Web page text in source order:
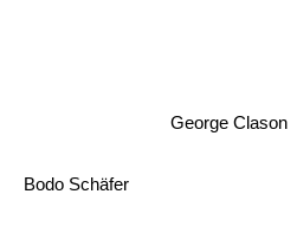
Bodo Schäfer
George Clason